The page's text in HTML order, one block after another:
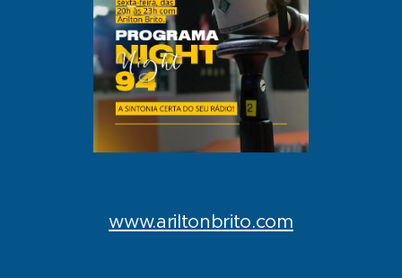
www.ariltonbrito.com